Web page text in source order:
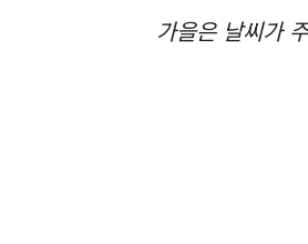
가을은 날씨가